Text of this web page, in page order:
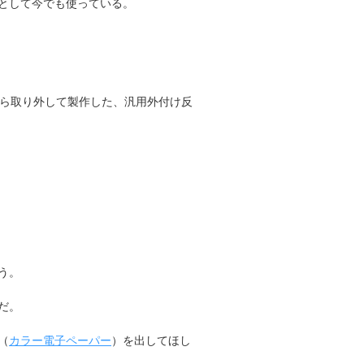
して今でも使っている。
取り外して製作した、汎用外付け反
。
。
カラー電子ペーパー）を出してほし